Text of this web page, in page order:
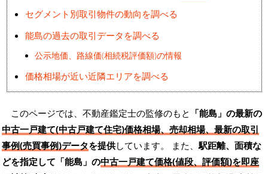
セグメント別取引物件の動向を調べる
能島の過去の取引データを調べる
公示地価、路線価(相続税評価額)の情報
価格相場が近い近隣エリアを調べる
このページでは、不動産鑑定士の監修のもと 「能島」の最新の
中古一戸建て(中古戸建て住宅)価格相場、売却相場、最新の取引
事例(売買事例)データを提供しています。 また、駅距離、面積な
どを指定して「能島」の中古一戸建て価格(値段、評価額)を即座